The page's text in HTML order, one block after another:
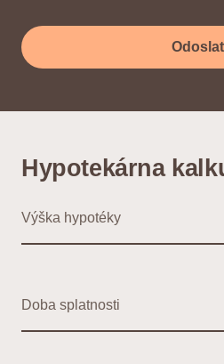
Hypotekárna
Výška hypotéky
Doba splatnosti